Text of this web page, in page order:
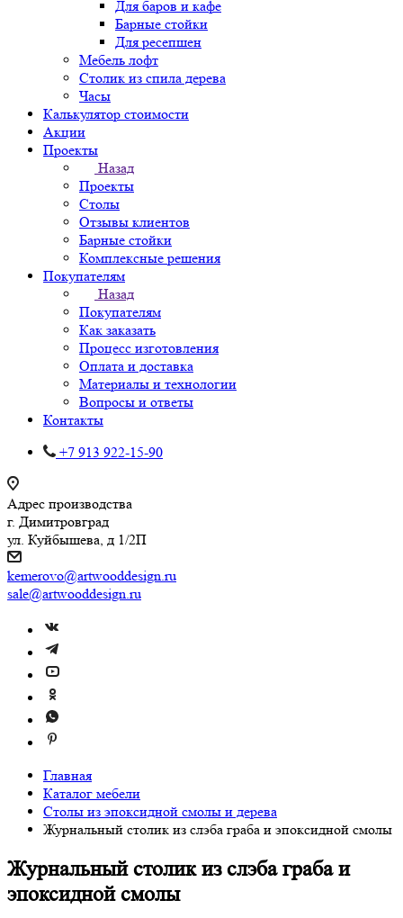
Для баров и кафе
Барные стойки
Для ресепшен
Мебель лофт
Столик из спила дерева
Часы
Калькулятор стоимости
Акции
Проекты
Назад
Проекты
Столы
Отзывы клиентов
Барные стойки
Комплексные решения
Покупателям
Назад
Покупателям
Как заказать
Процесс изготовления
Оплата и доставка
Материалы и технологии
Вопросы и ответы
Контакты
+7 913 922-15-90
Адрес производства
г. Димитровград
ул. Куйбышева, д 1/2П
kemerovo@artwooddesign.ru
sale@artwooddesign.ru
Главная
Каталог мебели
Столы из эпоксидной смолы и дерева
Журнальный столик из слэба граба и эпоксидной смолы
Журнальный столик из слэба граба и
эпоксидной смолы